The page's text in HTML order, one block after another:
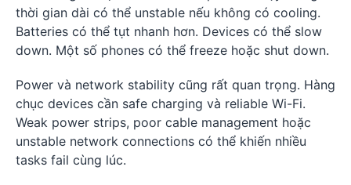
thời gian dài có thể unstable nếu không có cooling.
Batteries có thể tụt nhanh hơn. Devices có thể slow
down. Một số phones có thể freeze hoặc shut down.
Power và network stability cũng rất quan trọng. Hàng
chục devices cần safe charging và reliable Wi-Fi.
Weak power strips, poor cable management hoặc
unstable network connections có thể khiến nhiều
tasks fail cùng lúc.